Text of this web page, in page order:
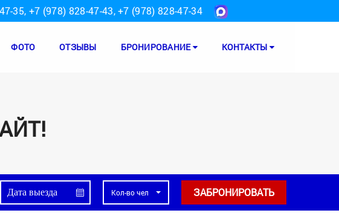
35, +7 (978) 828-47-43,+7 (978) 828-47-34
ФОТО ОТЗЫВЫ БРОНИРОВАНИЕ КОНТАКТЫ
Кол-во чел ЗАБРОНИРОВАТЬ